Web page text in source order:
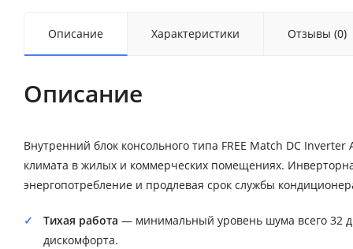
Описание Характеристики Отзывы (0)
Описание
Внутренний блок консольного типа FREE Match DC
климата в жилых и коммерческих помещениях.
энергопотребление и продлевая срок службы
Тихая работа — минимальный уровень шума всего 32
дискомфорта.